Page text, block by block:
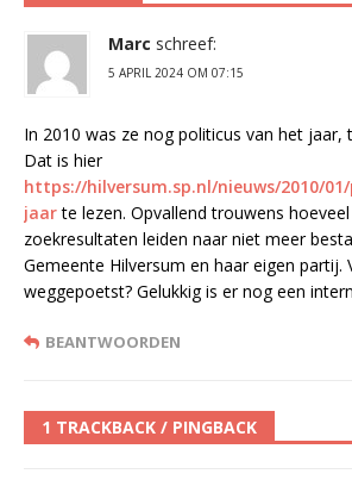
Marc schreef:
5 APRIL 2024 OM 07:15
In 2010 was ze nog politicus van het jaar,
Dat is hier
https://hilversum.sp.nl/nieuws/2010/
jaarte lezen. Opvallend trouwens
zoekresultaten leiden naar niet meer
Gemeente Hilversum en haar eigen partij.
weggepoetst? Gelukkig is er nog een
BEANTWOORDEN
1 TRACKBACK / PINGBACK